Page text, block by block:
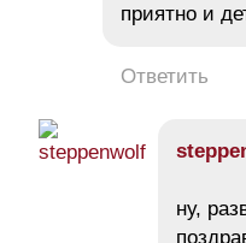
приятно и
Ответить
ну,